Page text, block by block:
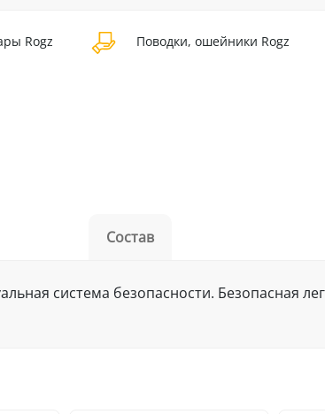
Rogz Поводки, ошейники Rogz
Состав
система безопасности. Безопасная